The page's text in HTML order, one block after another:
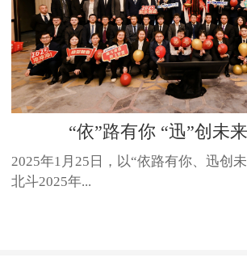
“依”路有你 “迅”创未
2025年1月25日，以“依路有你、迅创
北斗2025年...